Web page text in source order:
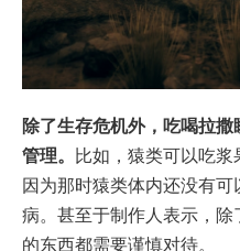
除了生存危机外，吃喝拉
管理。 比如，猿类可以吃浆
因为那时猿类体内还没有
病。甚至于制作人表示，
的东西都需要谨慎对待。